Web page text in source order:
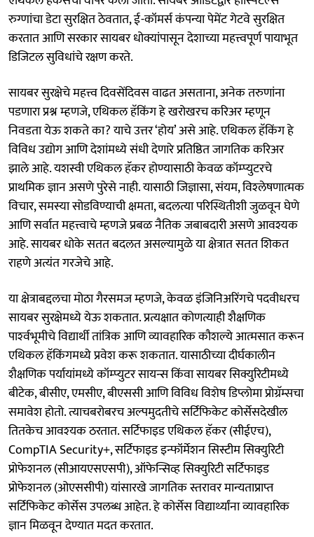
रुग्णांचा डेटा सुरक्षित ठेवतात, ई-कॉमर्स कंपन्या पेमेंट गेटवे सुरक्षित
करतात आणि सरकार सायबर धोक्यांपासून देशाच्या महत्त्वपूर्ण पायाभूत
डिजिटल सुविधांचे रक्षण करते.
सायबर सुरक्षेचे महत्त्व दिवसेंदिवस वाढत असताना, अनेक तरुणांना
पडणारा प्रश्न म्हणजे, एथिकल हॅकिंग हे खरोखरच करिअर म्हणून
निवडता येऊ शकते का? याचे उत्तर ‘होय’ असे आहे. एथिकल हॅकिंग हे
विविध उद्योग आणि देशांमध्ये संधी देणारे प्रतिष्ठित जागतिक करिअर
झाले आहे. यशस्वी एथिकल हॅकर होण्यासाठी केवळ कॉम्प्युटरचे
प्राथमिक ज्ञान असणे पुरेसे नाही. यासाठी जिज्ञासा, संयम, विश्‍लेषणात्मक
विचार, समस्या सोडविण्याची क्षमता, बदलत्या परिस्थितीशी जुळवून घेणे
आणि सर्वात महत्त्वाचे म्हणजे प्रबळ नैतिक जबाबदारी असणे आवश्यक
आहे. सायबर धोके सतत बदलत असल्यामुळे या क्षेत्रात सतत शिकत
राहणे अत्यंत गरजेचे आहे.
या क्षेत्राबद्दलचा मोठा गैरसमज म्हणजे, केवळ इंजिनिअरिंगचे पदवीधरच
सायबर सुरक्षेमध्ये येऊ शकतात. प्रत्यक्षात कोणत्याही शैक्षणिक
पार्श्‍वभूमीचे विद्यार्थी तांत्रिक आणि व्यावहारिक कौशल्ये आत्मसात करून
एथिकल हॅकिंगमध्ये प्रवेश करू शकतात. यासाठीच्या दीर्घकालीन
शैक्षणिक पर्यायांमध्ये कॉम्प्युटर सायन्स किंवा सायबर सिक्युरिटीमध्ये
बीटेक, बीसीए, एमसीए, बीएससी आणि विविध विशेष डिप्लोमा प्रोग्रॅम्सचा
समावेश होतो. त्याचबरोबरच अल्पमुदतीचे सर्टिफिकेट कोर्सेसदेखील
तितकेच आवश्‍यक ठरतात. सर्टिफाइड एथिकल हॅकर (सीईएच),
CompTIA Security+, सर्टिफाइड इन्फॉर्मेशन सिस्टीम सिक्युरिटी
प्रोफेशनल (सीआयएसएसपी), ऑफेन्सिव्ह सिक्युरिटी सर्टिफाइड
प्रोफेशनल (ओएससीपी) यांसारखे जागतिक स्तरावर मान्यताप्राप्त
सर्टिफिकेट कोर्सेस उपलब्ध आहेत. हे कोर्सेस विद्यार्थ्यांना व्यावहारिक
ज्ञान मिळवून देण्यात मदत करतात.